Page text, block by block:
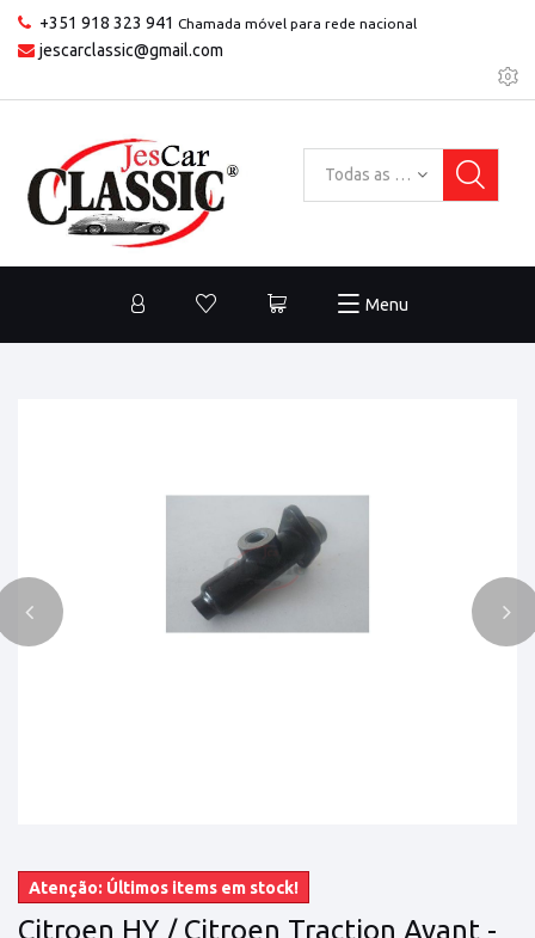
+351 918 323 941 Chamada móvel para rede nacional
jescarclassic@gmail.com
Todas as categorias
Menu
Atenção: Últimos items em stock!
Citroen HY / Citroen Traction Avant -